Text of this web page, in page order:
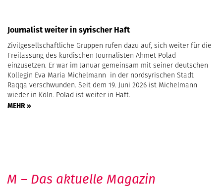
Journalist weiter in syrischer Haft
Zivilgesellschaftliche Gruppen rufen dazu auf, sich weiter für die
Freilassung des kurdischen Journalisten Ahmet Polad
einzusetzen. Er war im Januar gemeinsam mit seiner deutschen
Kollegin Eva Maria Michelmann in der nordsyrischen Stadt
Raqqa verschwunden. Seit dem 19. Juni 2026 ist Michelmann
wieder in Köln. Polad ist weiter in Haft.
MEHR »
M – Das aktuelle Magazin